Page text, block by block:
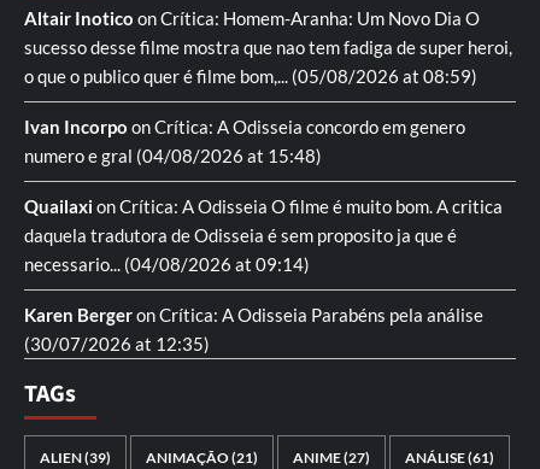
Altair Inotico onCrítica: Homem-Aranha: Um Novo Dia O
sucesso desse filme mostra que nao tem fadiga de super heroi,
o que o publico quer é filme bom,... (05/08/2026 at 08:59)
Ivan Incorpo onCrítica: A Odisseia concordo em genero
numero e gral (04/08/2026 at 15:48)
QuailaxionCrítica: A Odisseia O filme é muito bom. A critica
daquela tradutora de Odisseia é sem proposito ja que é
necessario... (04/08/2026 at 09:14)
Karen BergeronCrítica: A Odisseia Parabéns pela análise
(30/07/2026 at 12:35)
TAGs
ALIEN(39) ANIMAÇÃO(21) ANIME(27) ANÁLISE(61)